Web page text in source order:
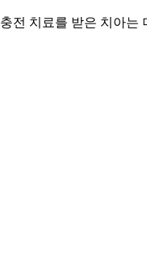
치료를 받은 치아